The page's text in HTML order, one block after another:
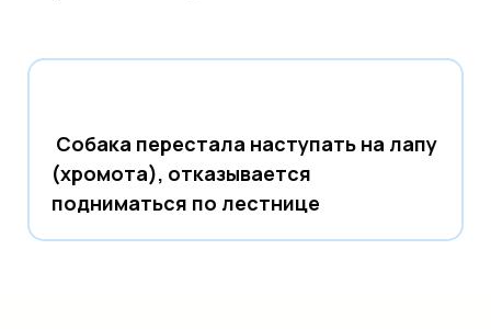
Собака перестала наступать на лапу
(хромота), отказывается
подниматься по лестнице